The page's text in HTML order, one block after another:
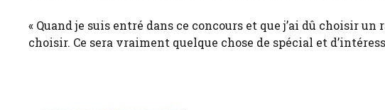
« Quand je suis entré dans ce concours et que j’ai dû choisir un
choisir. Ce sera vraiment quelque chose de spécial et